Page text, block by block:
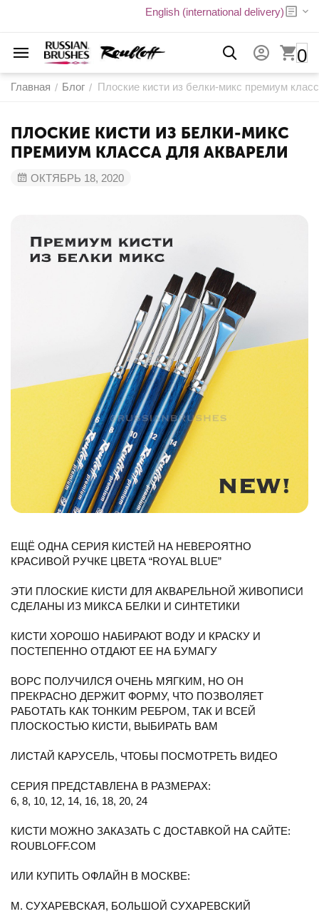
English (international delivery)
0
Главная / Блог / Плоские кисти из белки-микс премиум
ПЛОСКИЕ КИСТИ ИЗ БЕЛКИ-МИКС
ПРЕМИУМ КЛАССА ДЛЯ АКВАРЕЛИ
ОКТЯБРЬ 18, 2020
ЕЩЁ ОДНА СЕРИЯ КИСТЕЙ НА НЕВЕРОЯТНО
КРАСИВОЙ РУЧКЕ ЦВЕТА “ROYAL BLUE”
ЭТИ ПЛОСКИЕ КИСТИ ДЛЯ АКВАРЕЛЬНОЙ ЖИВОПИСИ
СДЕЛАНЫ ИЗ МИКСА БЕЛКИ И СИНТЕТИКИ
КИСТИ ХОРОШО НАБИРАЮТ ВОДУ И КРАСКУ И
ПОСТЕПЕННО ОТДАЮТ ЕЕ НА БУМАГУ
ВОРС ПОЛУЧИЛСЯ ОЧЕНЬ МЯГКИМ, НО ОН
ПРЕКРАСНО ДЕРЖИТ ФОРМУ, ЧТО ПОЗВОЛЯЕТ
РАБОТАТЬ КАК ТОНКИМ РЕБРОМ, ТАК И ВСЕЙ
ПЛОСКОСТЬЮ КИСТИ, ВЫБИРАТЬ ВАМ
ЛИСТАЙ КАРУСЕЛЬ, ЧТОБЫ ПОСМОТРЕТЬ ВИДЕО
СЕРИЯ ПРЕДСТАВЛЕНА В РАЗМЕРАХ:
6, 8, 10, 12, 14, 16, 18, 20, 24
КИСТИ МОЖНО ЗАКАЗАТЬ С ДОСТАВКОЙ НА САЙТЕ:
ROUBLOFF.COM
ИЛИ КУПИТЬ ОФЛАЙН В МОСКВЕ:
М. СУХАРЕВСКАЯ, БОЛЬШОЙ СУХАРЕВСКИЙ